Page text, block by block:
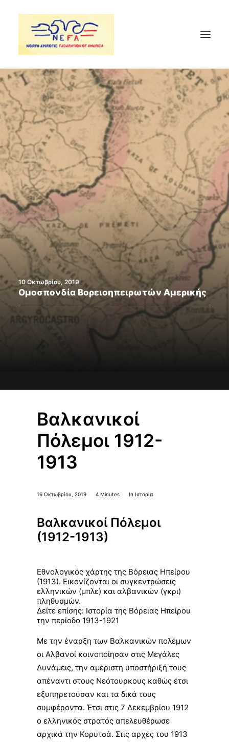
Search
10 Οκτωβρίου, 2019
Ομοσπονδία Βορειοηπειρωτών Αμερικής
Βαλκανικοί
Πόλεμοι 1912-
1913
16 Οκτωβρίου, 2019 4 Minutes In Ιστορία
Βαλκανικοί Πόλεμοι
(1912-1913)
Εθνολογικός χάρτης της Βόρειας Ηπείρου
(1913). Εικονίζονται οι συγκεντρώσεις
ελληνικών (μπλε) και αλβανικών (γκρι)
πληθυσμών.
Δείτε επίσης: Ιστορία της Βόρειας Ηπείρου
την περίοδο 1913-1921
Με την έναρξη των Βαλκανικών πολέμων
οι Αλβανοί κοινοποίησαν στις Μεγάλες
Δυνάμεις, την αμέριστη υποστήριξή τους
απέναντι στους Νεότουρκους καθώς έτσι
εξυπηρετούσαν και τα δικά τους
συμφέροντα. Έτσι στις 7 Δεκεμβρίου 1912
ο ελληνικός στρατός απελευθέρωσε
αρχικά την Κορυτσά. Στις αρχές του 1913